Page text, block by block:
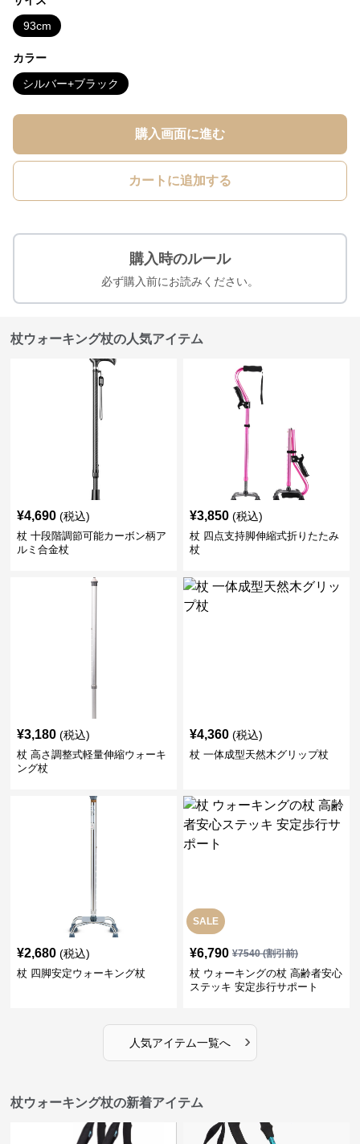
93cm
カラー
シルバー+ブラック
購入画面に進む
カートに追加する
購入時のルール
必ず購入前にお読みください。
杖ウォーキング杖の人気アイテム
¥4,690 (税込)
杖 十段階調節可能カーボン柄ア
ルミ合金杖
¥3,850 (税込)
杖 四点支持脚伸縮式折りたたみ
杖
¥3,180 (税込)
杖 高さ調整式軽量伸縮ウォーキ
ング杖
¥4,360 (税込)
杖 一体成型天然木グリップ杖
¥2,680 (税込)
杖 四脚安定ウォーキング杖
SALE
¥6,790 ¥7540(割引前)
杖 ウォーキングの杖 高齢者安心
ステッキ 安定歩行サポート
人気アイテム一覧へ ›
杖ウォーキング杖の新着アイテム